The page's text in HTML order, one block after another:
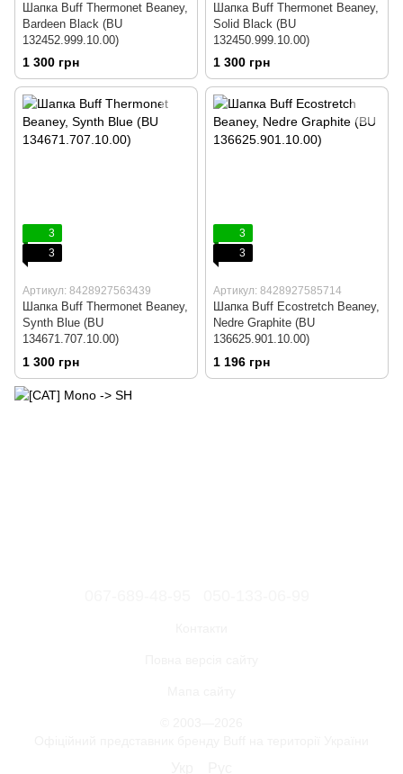
Шапка Buff Thermonet Beaney,
Bardeen Black (BU
132452.999.10.00)
1 300 грн
Шапка Buff Thermonet Beaney,
Solid Black (BU
132450.999.10.00)
1 300 грн
3
3
Артикул: 8428927563439
Шапка Buff Thermonet Beaney,
Synth Blue (BU
134671.707.10.00)
1 300 грн
3
3
Артикул: 8428927585714
Шапка Buff Ecostretch Beaney,
Nedre Graphite (BU
136625.901.10.00)
1 196 грн